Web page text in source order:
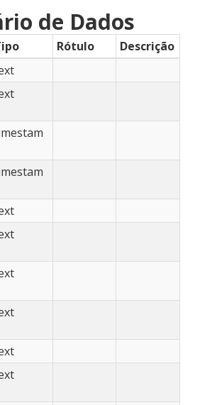
de Dados
Rótulo
Descrição